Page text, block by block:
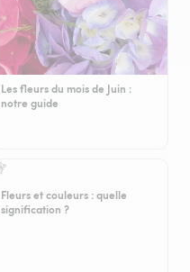
Les fleurs du mois de Juin :
notre guide
Fleurs et couleurs : quelle
signification ?